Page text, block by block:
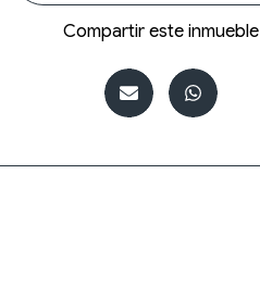
Compartir este inmueble